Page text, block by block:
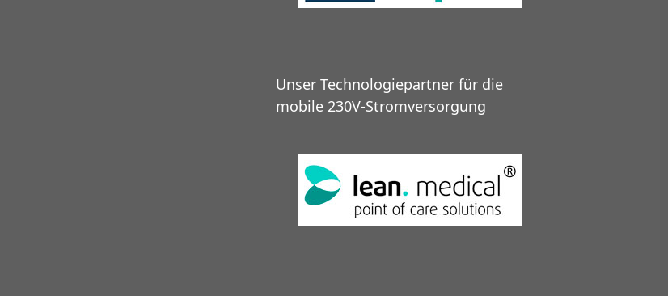
Unser Technologiepartner für die
mobile 230V-Stromversorgung